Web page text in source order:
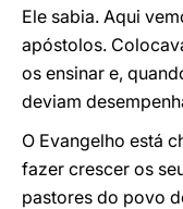
Ele sabia. Aqui
apóstolos.
os ensinar e,
deviam
O Evangelho está
fazer crescer os
pastores do povo